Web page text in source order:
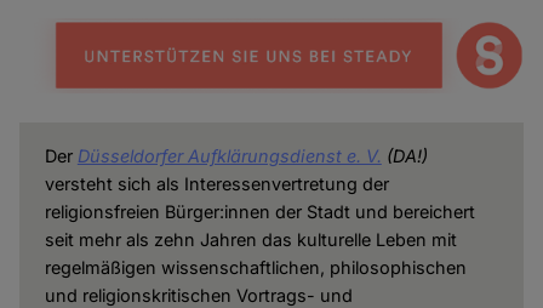
Der Düsseldorfer Aufklärungsdienst e. V. (DA!)
versteht sich als Interessenvertretung der
religionsfreien Bürger:innen der Stadt und bereichert
seit mehr als zehn Jahren das kulturelle Leben mit
regelmäßigen wissenschaftlichen, philosophischen
und religionskritischen Vortrags- und